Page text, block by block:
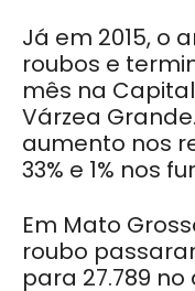
Já em 2015, o
roubos e
mês na
Várzea
aumento nos
33% e 1% nos
Em Mato
roubo
para 27.789 no